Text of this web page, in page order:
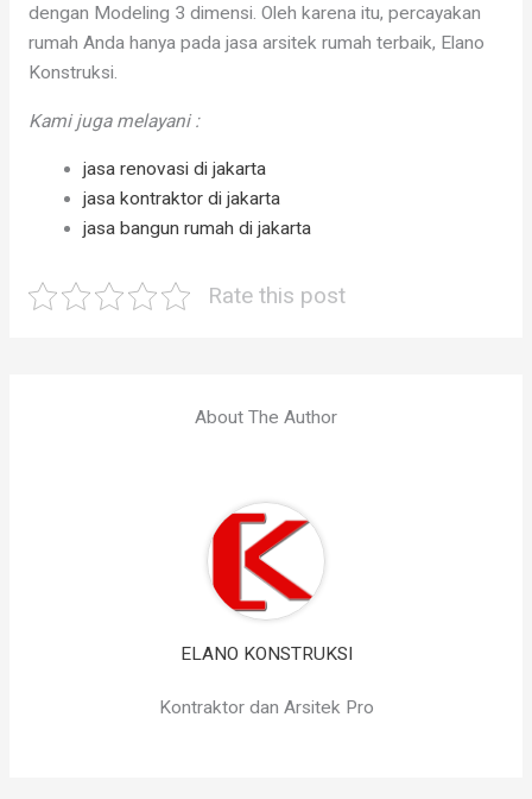
dengan Modeling 3 dimensi. Oleh karena itu, percayakan
rumah Anda hanya pada jasa arsitek rumah terbaik, Elano
Konstruksi.
Kami juga melayani :
jasa renovasi di jakarta
jasa kontraktor di jakarta
jasa bangun rumah di jakarta
Rate this post
About The Author
ELANO KONSTRUKSI
Kontraktor dan Arsitek Pro